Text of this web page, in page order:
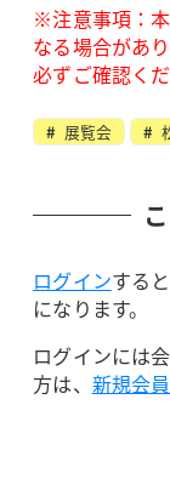
※注意事項：
なる場合があ
必ずご確認くだ
展覧会
ログインする
になります。
ログインには
方は、 新規会